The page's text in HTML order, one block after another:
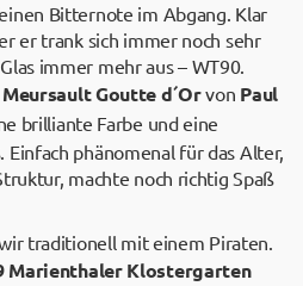
Bitternote im Abgang. Klar
er trank sich immer noch sehr
immer mehr aus – WT90.
Meursault Goutte d´Orvon Paul
brilliante Farbe und eine
Einfach phänomenal für das Alter,
machte noch richtig Spaß
traditionell mit einem Piraten.
Marienthaler Klostergarten